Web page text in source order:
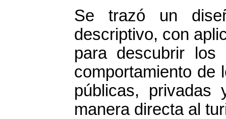
Se trazó un
descriptivo, con
para descubrir los
comportamiento de
públicas, privadas
manera directa al